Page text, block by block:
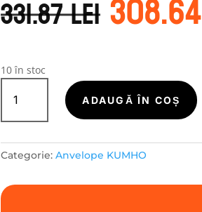
331.87leiinițial
a
fost:
10 în stoc
Cantitate
Kumho
HS52
84V
ADAUGĂ ÎN COȘ
Categorie: Anvelope KUMHO